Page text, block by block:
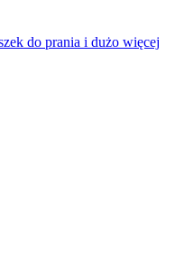
do prania i dużo więcej